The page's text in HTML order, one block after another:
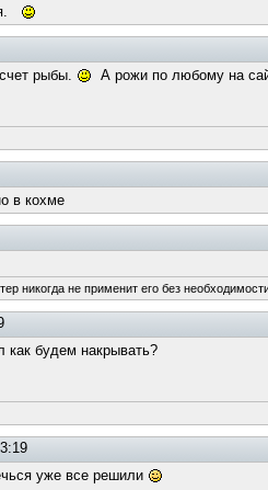
рыбы.
А рожи по любому на
в кохме
никогда не применит его без
будем накрывать?
уже все решили